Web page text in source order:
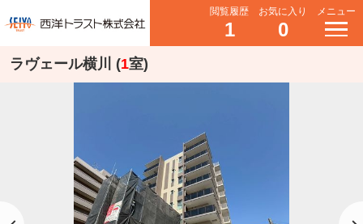
閲覧履歴
1
お気に入り
0
メニュー
ラヴェール横川 (1室)